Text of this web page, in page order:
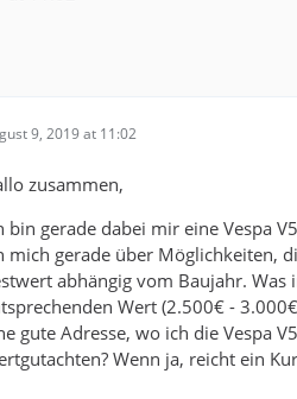
9, 2019 at 11:02
zusammen,
bin gerade dabei mir eine Vespa
mich gerade über Möglichkeiten,
abhängig vom Baujahr.
Wert (2.500€ -
gute Adresse, wo ich die Vespa
Wenn ja, reicht ein